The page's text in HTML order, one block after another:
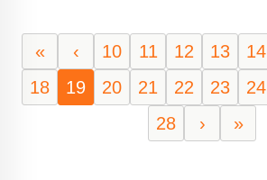
« ‹ 10 11 12 13 14
18
19 20 21 22 23 24
28
› »